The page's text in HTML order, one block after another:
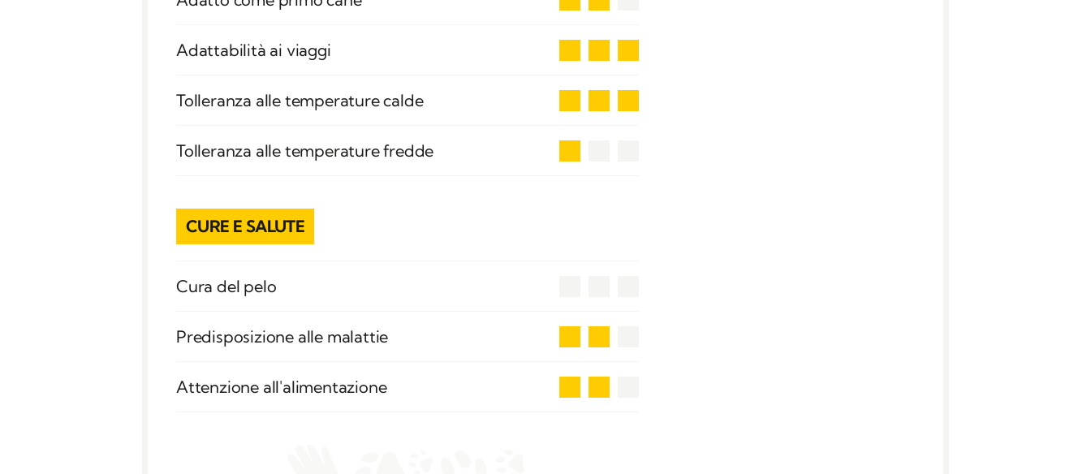
Adattabilità ai viaggi
Tolleranza alle temperature calde
Tolleranza alle temperature fredde
CURE E SALUTE
Cura del pelo
Predisposizione alle malattie
Attenzione all'alimentazione